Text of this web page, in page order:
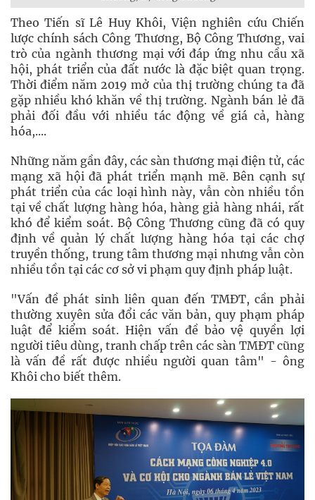
Theo Tiến sĩ Lê Huy Khôi, Viện nghiên cứu Chiến
lược chính sách Công Thương, Bộ Công Thương, vai
trò của ngành thương mại với đáp ứng nhu cầu xã
hội, phát triển của đất nước là đặc biệt quan trọng.
Thời điểm năm 2019 mở của thị trường chúng ta đã
gặp nhiều khó khăn về thị trường. Ngành bán lẻ đã
phải đối đầu với nhiều tác động về giá cả, hàng
hóa,....
Những năm gần đây, các sàn thương mại điện tử, các
mạng xã hội đã phát triển mạnh mẽ. Bên cạnh sự
phát triển của các loại hình này, vẫn còn nhiều tồn
tại về chất lượng hàng hóa, hàng giả hàng nhái, rất
khó để kiểm soát. Bộ Công Thương cũng đã có quy
định về quản lý chất lượng hàng hóa tại các chợ
truyền thống, trung tâm thương mại nhưng vẫn còn
nhiều tồn tại các cơ sở vi phạm quy định pháp luật.
"Vấn đề phát sinh liên quan đến TMĐT, cần phải
thường xuyên sửa đổi các văn bản, quy phạm pháp
luật để kiểm soát. Hiện vấn đề bảo vệ quyền lợi
người tiêu dùng, tranh chấp trên các sàn TMĐT cũng
là vấn đề rất được nhiều người quan tâm" - ông
Khôi cho biết thêm.